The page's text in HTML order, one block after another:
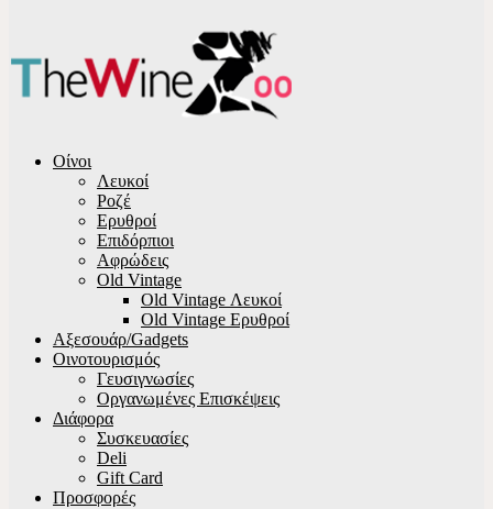
Οίνοι
Λευκοί
Ροζέ
Ερυθροί
Επιδόρπιοι
Αφρώδεις
Old Vintage
Old Vintage Λευκοί
Old Vintage Ερυθροί
Αξεσουάρ/Gadgets
Οινοτουρισμός
Γευσιγνωσίες
Οργανωμένες Επισκέψεις
Διάφορα
Συσκευασίες
Deli
Gift Card
Προσφορές